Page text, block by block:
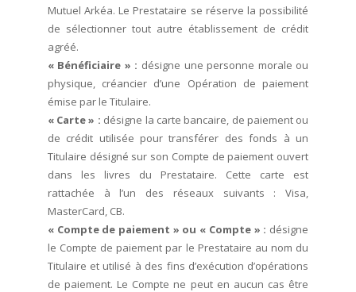
Mutuel Arkéa. Le Prestataire se réserve la possibilité
de sélectionner tout autre établissement de crédit
agréé.
« Bénéficiaire » : désigne une personne morale ou
physique, créancier d’une Opération de paiement
émise par le Titulaire.
« Carte » : désigne la carte bancaire, de paiement ou
de crédit utilisée pour transférer des fonds à un
Titulaire désigné sur son Compte de paiement ouvert
dans les livres du Prestataire. Cette carte est
rattachée à l’un des réseaux suivants : Visa,
MasterCard, CB.
« Compte de paiement » ou « Compte » : désigne
le Compte de paiement par le Prestataire au nom du
Titulaire et utilisé à des fins d’exécution d’opérations
de paiement. Le Compte ne peut en aucun cas être